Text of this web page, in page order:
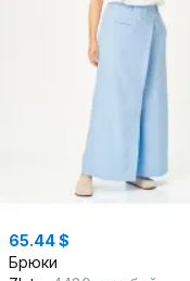
65.44 $
Брюки